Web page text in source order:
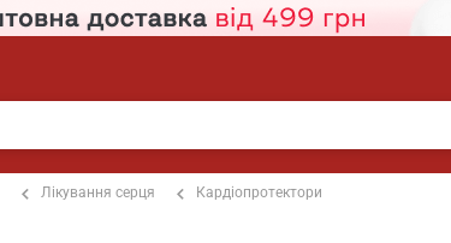
Лікування серця Кардіопротектори